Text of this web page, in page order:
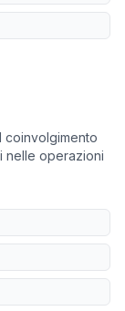
coinvolgimento
nelle operazioni